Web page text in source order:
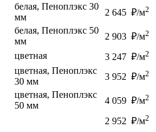
белая, Пеноплэкс 30
мм
2 645 ₽/м2
белая, Пеноплэкс 50
мм
2 903 ₽/м2
цветная 3 247 ₽/м2
цветная, Пеноплэкс
30 мм
3 952 ₽/м2
цветная, Пеноплэкс
50 мм
4 059 ₽/м2
2 952 ₽/м2